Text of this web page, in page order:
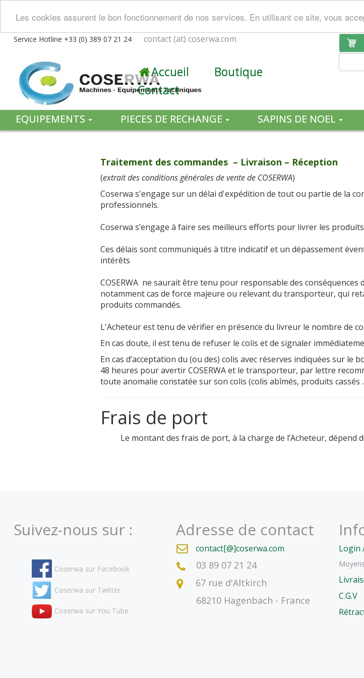
Les cookies assurent le bon fonctionnement de nos services. En utilisant ce site, vous
Service Hotline +33 (0) 389 07 21 24 contact (at) coserwa.com
Accueil
Boutique
Contact
EQUIPEMENTS PIECES DE RECHANGE SAPINS DE NOEL
Traitement des commandes – Livraison – Réception
(extrait des conditions générales de vente de COSERWA)
Coserwa s'engage sur un délai d'expédition de tout ou partie de la
professionnels.
Coserwa s’engage à faire ses meilleurs efforts pour livrer les
Ces délais sont communiqués à titre indicatif et un dépassement
intérêts
COSERWA ne saurait être tenu pour responsable des
notamment cas de force majeure ou relevant du transporteur, qui
produits commandés.
L'Acheteur est tenu de vérifier en présence du livreur le nombre de
En cas doute, il est tenu de refuser le colis et de signaler
En cas d’acceptation du (ou des) colis avec réserves indiquées sur le
48 heures pour avertir COSERWA et le transporteur, par lettre
toute anomalie constatée sur son colis (colis abîmés, produits
Frais de port
Le montant des frais de port, à la charge de l’Acheteur, dépend
Suivez-nous sur :
Coserwa sur Facebook
Coserwa sur Twitter
Coserwa sur You Tube
Adresse de contact
contact[@]coserwa.com
03 89 07 21 24
67 rue d'Altkirch
68210 Hagenbach - France
Login
C.G.V